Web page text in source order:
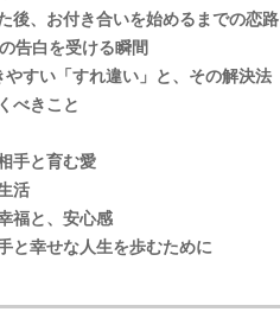
後、お付き合いを始めるまでの恋路
告白を受ける瞬間
やすい「すれ違い」と、その解決法
べきこと
手と育む愛
活
福と、安心感
と幸せな人生を歩むために